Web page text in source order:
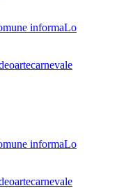
informaLo
artecarnevale
informaLo
artecarnevale